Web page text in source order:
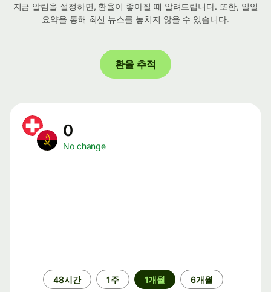
지금 알림을 설정하면, 환율이 좋아질 때 알려드립니다. 또한, 일일
요약을 통해 최신 뉴스를 놓치지 않을 수 있습니다.
환율 추적
0
No change
48시간 1주 1개월 6개월